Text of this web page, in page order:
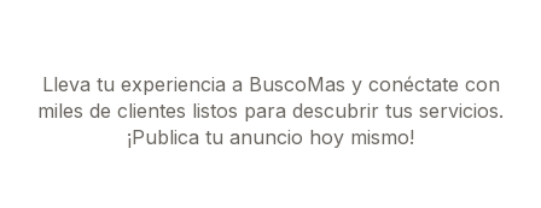
Lleva tu experiencia a BuscoMas y conéctate con
miles de clientes listos para descubrir tus servicios.
¡Publica tu anuncio hoy mismo!